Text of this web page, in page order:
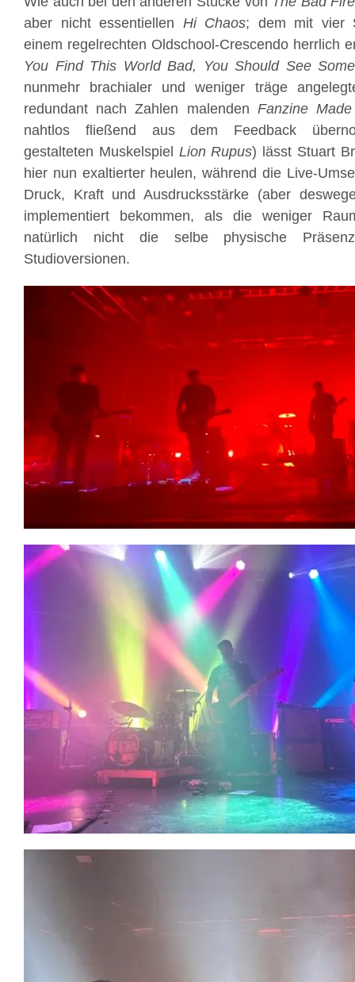
aber nicht essentiellen Hi Chaos; dem mit vier
einem regelrechten Oldschool-Crescendo herrlich
You Find This World Bad, You Should See
nunmehr brachialer und weniger träge
redundant nach Zahlen malenden Fanzine
nahtlos fließend aus dem Feedback
gestalteten Muskelspiel Lion Rupus) lässt Stuart
hier nun exaltierter heulen, während die Live-
Druck, Kraft und Ausdrucksstärke (aber
implementiert bekommen, als die weniger
natürlich nicht die selbe physische
Studioversionen.